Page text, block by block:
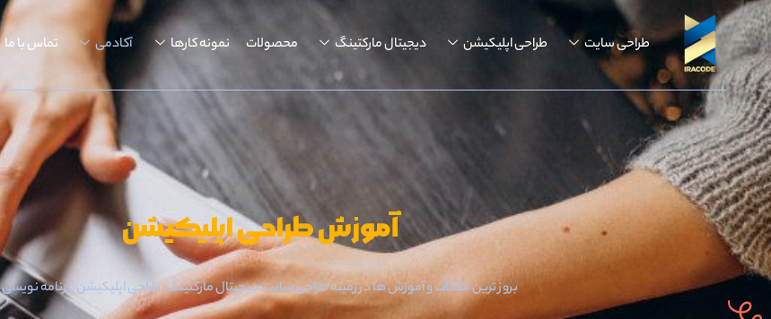
طراحی سایت طراحی اپلیکیشن دیجیتال مارکتینگ محصولات نمونه کارها آکادمی تماس با ما
آموزش طراحی اپلیکیشن
بروز ترین مقالات و آموزش ها در زمینه طراحی سایت، دیجیتال مارکتینگ، طراحی اپلیکیشن، برنامه نویسی